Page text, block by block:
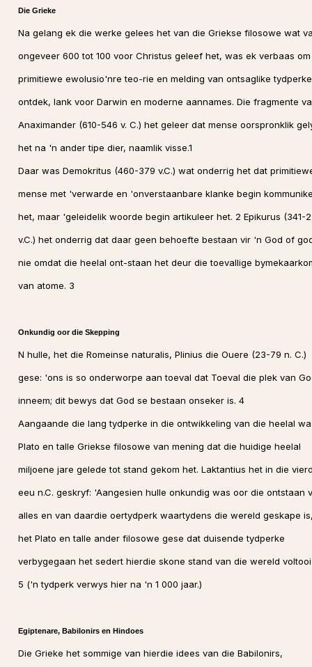
Die Grieke
Na gelang ek die werke gelees het van die Griekse filosowe wat
ongeveer 600 tot 100 voor Christus geleef het, was ek verbaas om
primitiewe ewolusio'nre teo-rie en melding van ontsaglike
ontdek, lank voor Darwin en moderne aannames. Die fragmente
Anaximander (610-546 v. C.) het geleer dat mense oorspronklik
het na 'n ander tipe dier, naamlik visse.1
Daar was Demokritus (460-379 v.C.) wat onderrig het dat
mense met 'verwarde en 'onverstaanbare klanke begin
het, maar 'geleidelik woorde begin artikuleer het. 2 Epikurus (341-
v.C.) het onderrig dat daar geen behoefte bestaan vir 'n God of
nie omdat die heelal ont-staan het deur die toevallige
van atome. 3
Onkundig oor die Skepping
N hulle, het die Romeinse naturalis, Plinius die Ouere (23-79 n. C.)
gese: 'ons is so onderworpe aan toeval dat Toeval die plek van
inneem; dit bewys dat God se bestaan onseker is. 4
Aangaande die lang tydperke in die ontwikkeling van die heelal
Plato en talle Griekse filosowe van mening dat die huidige heelal
miljoene jare gelede tot stand gekom het. Laktantius het in die
eeu n.C. geskryf: 'Aangesien hulle onkundig was oor die ontstaan
alles en van daardie oertydperk waartydens die wereld geskape
het Plato en talle ander filosowe gese dat duisende tydperke
verbygegaan het sedert hierdie skone stand van die wereld
5 ('n tydperk verwys hier na 'n 1 000 jaar.)
Egiptenare, Babilonirs en Hindoes
Die Grieke het sommige van hierdie idees van die Babilonirs,